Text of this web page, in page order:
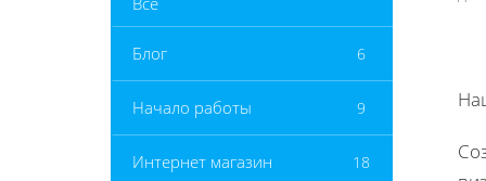
Блог 6
Начало работы 9
Интернет магазин 18